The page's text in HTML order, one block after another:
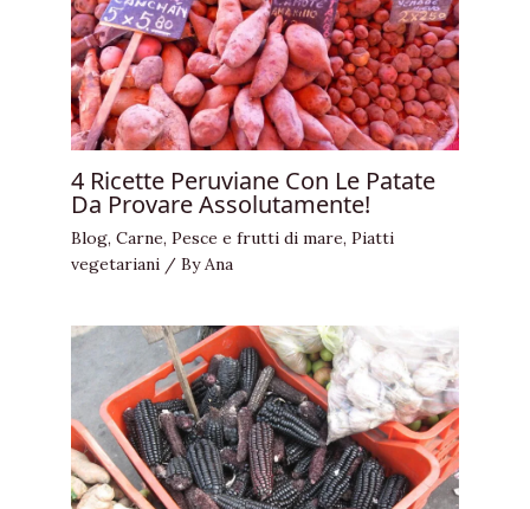
4 Ricette Peruviane Con Le Patate
Da Provare Assolutamente!
Blog, Carne, Pesce e frutti di mare, Piatti
vegetariani / ByAna